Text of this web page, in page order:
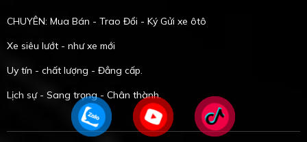
CHUYÊN: Mua Bán - Trao Đổi - Ký Gửi xe ôtô
Xe siêu lướt - như xe mới
Uy tín - chất lượng - Đẳng cấp.
Lịch sự - Sang trọng - Chân thành.